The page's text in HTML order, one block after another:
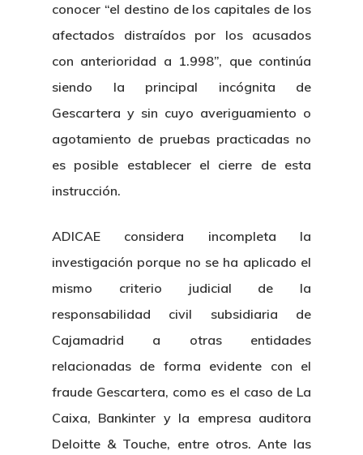
conocer “el destino de los capitales de los
afectados distraídos por los acusados
con anterioridad a 1.998”, que continúa
siendo la principal incógnita de
Gescartera y sin cuyo averiguamiento o
agotamiento de pruebas practicadas no
es posible establecer el cierre de esta
instrucción.
ADICAE considera incompleta la
investigación porque no se ha aplicado el
mismo criterio judicial de la
responsabilidad civil subsidiaria de
Cajamadrid a otras entidades
relacionadas de forma evidente con el
fraude Gescartera, como es el caso de La
Caixa, Bankinter y la empresa auditora
Deloitte & Touche, entre otros. Ante las
Inicio
Noticias
Sentencias
Revista
Colabora
¿Quiénes